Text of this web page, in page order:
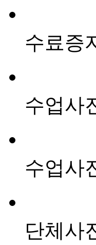
수료증
수업사
수업사
단체사